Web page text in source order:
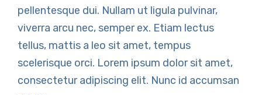
pellentesque dui. Nullam ut ligula pulvinar,
viverra arcu nec, semper ex. Etiam lectus
tellus, mattis a leo sit amet, tempus
scelerisque orci. Lorem ipsum dolor sit amet,
consectetur adipiscing elit. Nunc id accumsan